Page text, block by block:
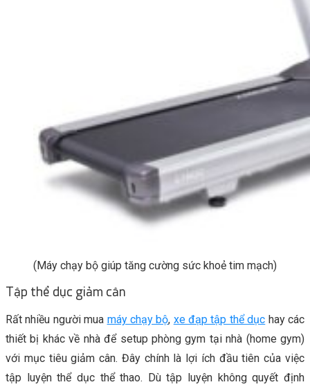
(Máy chạy bộ giúp tăng cường sức khoẻ tim mạch)
Tập thể dục giảm cân
Rất nhiều người mua máy chạy bộ, xe đạp tập thể dục hay các
thiết bị khác về nhà để setup phòng gym tại nhà (home gym)
với mục tiêu giảm cân. Đây chính là lợi ích đầu tiên của việc
tập luyện thể dục thể thao. Dù tập luyện không quyết định